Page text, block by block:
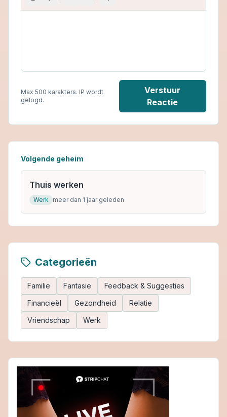
Max 500 karakters. IP wordt
gelogd.
Verstuur
Reactie
Volgende geheim
Thuis werken
Werk meer dan 1 jaar geleden
Categorieën
Familie Fantasie
Feedback & Suggesties
Financieël
Gezondheid
Relatie
Vriendschap
Werk